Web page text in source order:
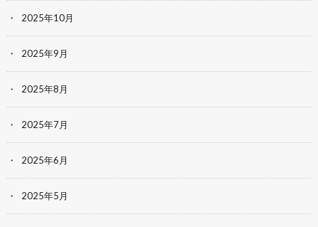
2025年10月
2025年9月
2025年8月
2025年7月
2025年6月
2025年5月